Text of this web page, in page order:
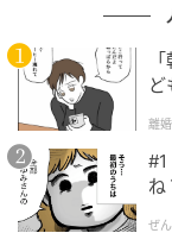
ど
離
ぜ